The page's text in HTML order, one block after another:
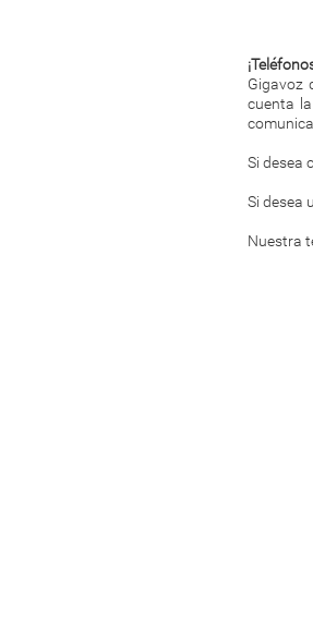
Gigavoz
cuenta
Si desea
Si desea
Nuestra